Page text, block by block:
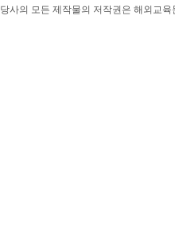
당사의 모든 제작물의 저작권은 해외교